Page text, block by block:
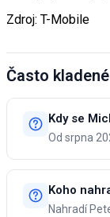
Zdroj: T-Mobile
Často
Kdy se
Od srpna
Koho
Nahradí